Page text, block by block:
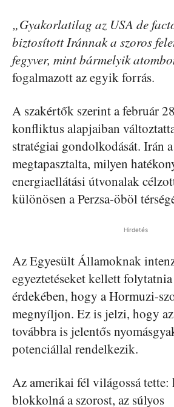
„Gyakorlatilag az USA de
biztosított Iránnak a szoros
fegyver, mint bármelyik
fogalmazott az egyik forrás.
A szakértők szerint a február
konfliktus alapjaiban
stratégiai gondolkodását. Irán
megtapasztalta, milyen
energiaellátási útvonalak
különösen a Perzsa-öböl
Hirdetés
Az Egyesült Államoknak
egyeztetéseket kellett
érdekében, hogy a Hormuzi-
megnyíljon. Ez is jelzi, hogy
továbbra is jelentős
potenciállal rendelkezik.
Az amerikai fél világossá tette:
blokkolná a szorost, az súlyos